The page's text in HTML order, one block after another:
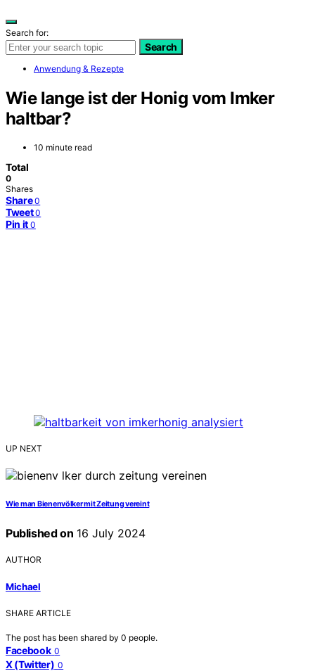
Search for:
Search
Anwendung & Rezepte
Wie lange ist der Honig vom Imker
haltbar?
10 minute read
Total
0
Shares
Share 0
Tweet 0
Pin it 0
UP NEXT
Wie man Bienenvölker mit Zeitung vereint
Published on 16 July 2024
AUTHOR
Michael
SHARE ARTICLE
The post has been shared by 0 people.
Facebook 0
X (Twitter) 0